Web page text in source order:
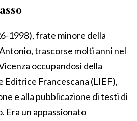
1998), frate minore della
trascorse molti anni nel
occupandosi della
Editrice Francescana (LIEF),
e alla pubblicazione di testi di
Era un appassionato